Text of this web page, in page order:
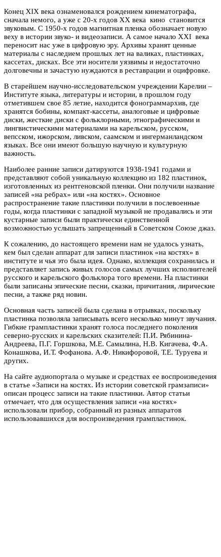
Конец XIX века ознаменовался рождением кинематографа,
сначала немого, а уже с 20-х годов XX века кино становится
звуковым. С 1950-х годов магнитная пленка обозначает новую
веху в истории звуко- и видеозаписи. А самое начало XXI века
переносит нас уже в цифровую эру. Архивы хранят ценные
материалы с наследием прошлых лет на валиках, пластинках,
кассетах, дисках. Все эти носители уязвимы и недостаточно
долговечны и зачастую нуждаются в реставрации и оцифровке.
В старейшем научно-исследовательском учреждении Карелии –
Институте языка, литературы и истории, в прошлом году
отметившем свое 85 летие, находится фонограммархив, где
хранятся бобины, компакт-кассеты, аналоговые и цифровые
диски, жесткие диски с фольклорными, этнографическими и
лингвистическими материалами на карельском, русском,
вепсском, ижорском, ливском, саамском и ингерманландском
языках. Все они имеют большую научную и культурную
важность.
Наиболее ранние записи датируются 1938-1941 годами и
представляют собой уникальную коллекцию из 182 пластинок,
изготовленных из рентгеновской пленки. Они получили название
записей «на ребрах» или «на костях». Основное
распространение такие пластинки получили в послевоенные
годы, когда пластинки с западной музыкой не продавались и эти
кустарные записи были практически единственной
возможностью услышать запрещенный в Советском Союзе джаз.
К сожалению, до настоящего времени нам не удалось узнать,
кем был сделан аппарат для записи пластинок «на костях» в
институте и чья это была идея. Однако, коллекция сохранилась и
представляет запись живых голосов самых лучших исполнителей
русского и карельского фольклора того времени. На пластинки
были записаны эпические песни, сказки, причитания, лирические
песни, а также ряд новин.
Основная часть записей была сделана в отрывках, поскольку
пластинка позволяла записывать всего несколько минут звучания.
Гибкие грампластинки хранят голоса последнего поколения
северно-русских и карельских сказителей: П.И. Рябинина-
Андреева, П.Г. Горшкова, М.Е. Самылина, Н.В. Кигачева, Ф.А.
Конашкова, И.Т. Фофанова. А.Ф. Никифоровой, Т.Е. Туруева и
других.
На сайте аудиопортала о музыке и средствах ее воспроизведения
в статье «Записи на костях. Из истории советской грамзаписи»
описан процесс записи на такие пластинки. Автор статьи
отмечает, что для осуществления записи «на костях»
использовали прибор, собранный из разных аппаратов
использовавшихся для воспроизведения грампластинок.